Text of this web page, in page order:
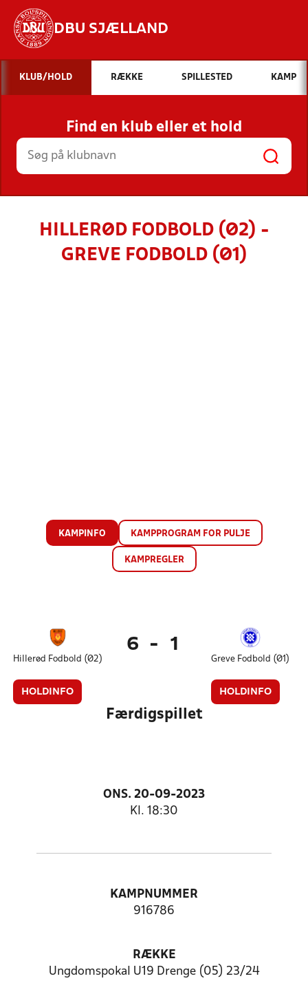
DBU SJÆLLAND
Hvad vil du søge efter?
INDHOLD OG NYHEDER
STILLINGER, RESULTATER, KLUBBER OG
HOLD
KLUB/HOLD RÆKKE SPILLESTED KAMP
Find en klub eller et hold
HILLERØD FODBOLD (Ø2) -
GREVE FODBOLD (Ø1)
KAMPINFO KAMPPROGRAM FOR PULJE
KAMPREGLER
Hillerød Fodbold (Ø2)
HOLDINFO
6 - 1
Greve Fodbold (Ø1)
HOLDINFO
Færdigspillet
ONS. 20-09-2023
Kl. 18:30
KAMPNUMMER
916786
RÆKKE
Ungdomspokal U19 Drenge (05) 23/24